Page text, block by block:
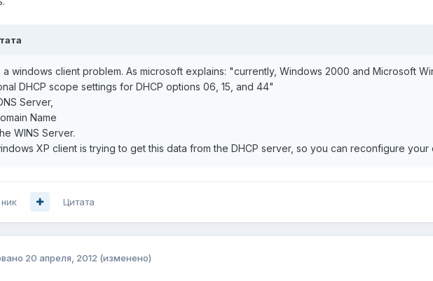
a windows client problem. As microsoft explains: "currently, Windows 2000 and Microsoft
DHCP scope settings for DHCP options 06, 15, and 44"
Server,
Name
WINS Server.
XP client is trying to get this data from the DHCP server, so you can reconfigure
Цитата
20 апреля, 2012 (изменено)